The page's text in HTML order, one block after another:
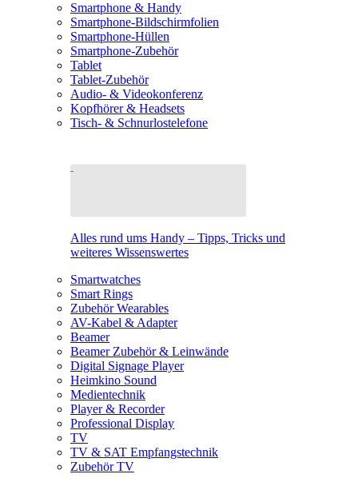
Smartphone & Handy
Smartphone-Bildschirmfolien
Smartphone-Hüllen
Smartphone-Zubehör
Tablet
Tablet-Zubehör
Audio- & Videokonferenz
Kopfhörer & Headsets
Tisch- & Schnurlostelefone
Alles rund ums Handy – Tipps, Tricks und
weiteres Wissenswertes
Smartwatches
Smart Rings
Zubehör Wearables
AV-Kabel & Adapter
Beamer
Beamer Zubehör & Leinwände
Digital Signage Player
Heimkino Sound
Medientechnik
Player & Recorder
Professional Display
TV
TV & SAT Empfangstechnik
Zubehör TV